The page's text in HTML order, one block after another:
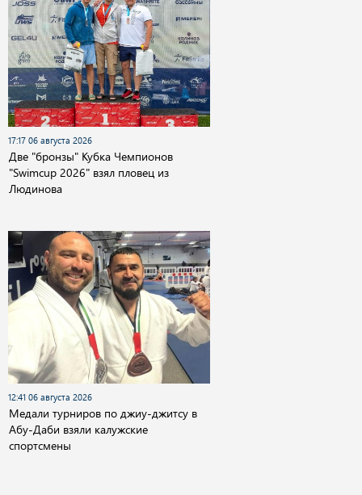
17:17 06 августа 2026
Две "бронзы" Кубка Чемпионов
"Swimcup 2026" взял пловец из
Людинова
12:41 06 августа 2026
Медали турниров по джиу-джитсу в
Абу-Даби взяли калужские
спортсмены